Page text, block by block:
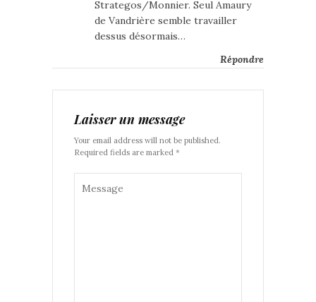
Strategos/Monnier. Seul Amaury
de Vandrière semble travailler
dessus désormais…
Répondre
Laisser un message
Your email address will not be published.
Required fields are marked *